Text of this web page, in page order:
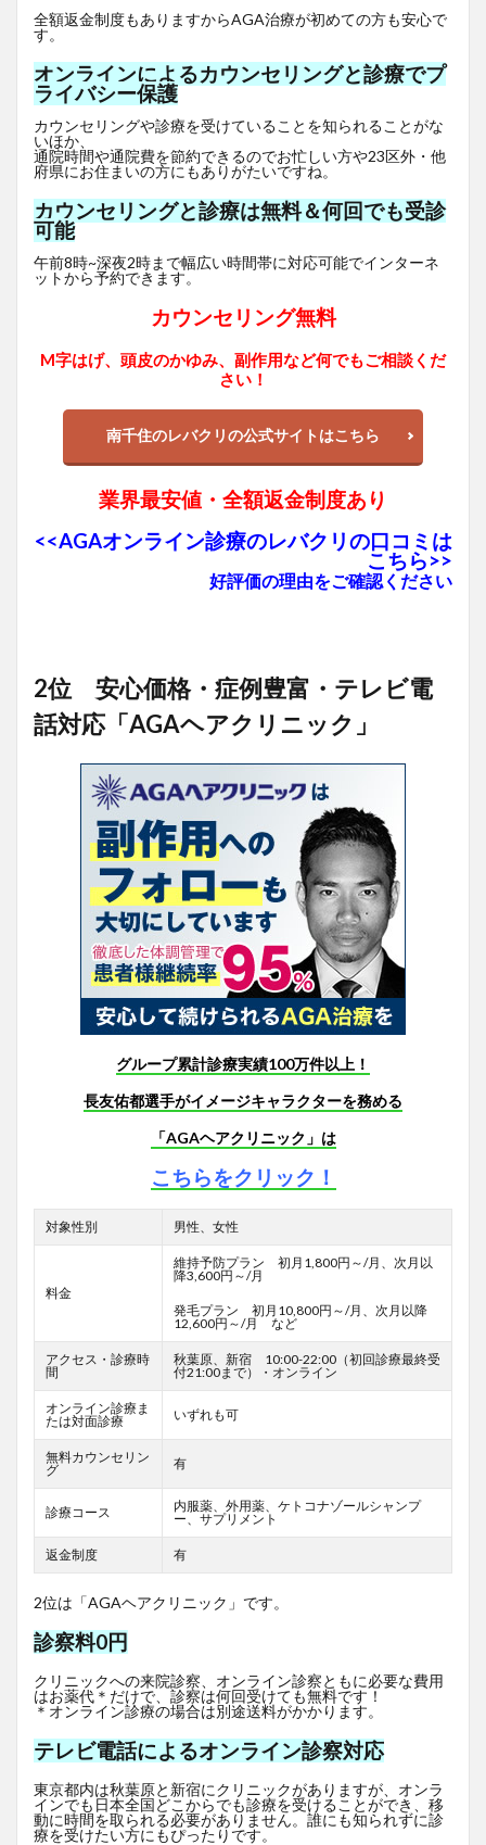
全額返金制度もありますからAGA治療が初めての方も安心で
す。
オンラインによるカウンセリングと診療でプ
ライバシー保護
カウンセリングや診療を受けていることを知られることがな
いほか、
通院時間や通院費を節約できるのでお忙しい方や23区外・他
府県にお住まいの方にもありがたいですね。
カウンセリングと診療は無料＆何回でも受診
可能
午前8時~深夜2時まで幅広い時間帯に対応可能でインターネ
ットから予約できます。
カウンセリング無料
M字はげ、頭皮のかゆみ、副作用など何でもご相談くだ
さい！
南千住のレバクリの公式サイトはこちら
業界最安値・全額返金制度あり
<<AGAオンライン診療のレバクリの口コミは
こちら>>
好評価の理由をご確認ください
2位 安心価格・症例豊富・テレビ電
話対応「AGAヘアクリニック」
グループ累計診療実績100万件以上！
長友佑都選手がイメージキャラクターを務める
「AGAヘアクリニック」は
こちらをクリック！
対象性別 男性、女性
料金
維持予防プラン 初月1,800円～/月、次月以
降3,600円～/月
発毛プラン 初月10,800円～/月、次月以降
12,600円～/月 など
アクセス・診療時
間
秋葉原、新宿 10:00-22:00（初回診療最終受
付21:00まで）・オンライン
オンライン診療ま
たは対面診療
いずれも可
無料カウンセリン
グ
有
診療コース
内服薬、外用薬、ケトコナゾールシャンプ
ー、サプリメント
返金制度 有
2位は「AGAヘアクリニック」です。
診察料0円
クリニックへの来院診察、オンライン診察ともに必要な費用
はお薬代＊だけで、診察は何回受けても無料です！
＊オンライン診療の場合は別途送料がかかります。
テレビ電話によるオンライン診察対応
東京都内は秋葉原と新宿にクリニックがありますが、オンラ
インでも日本全国どこからでも診療を受けることができ、移
動に時間を取られる必要がありません。誰にも知られずに診
療を受けたい方にもぴったりです。